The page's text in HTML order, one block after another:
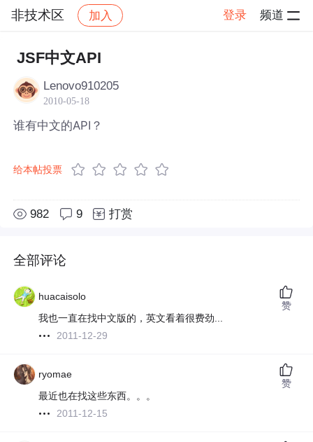
非技术区 加入 登录 频道
社区 非技术区
JSF中文API
Lenovo910205
2010-05-18
谁有中文的API？
给本帖投票
982 9 打赏
全部评论
huacaisolo
我也一直在找中文版的，英文看着很费劲...
2011-12-29
赞
ryomae
最近也在找这些东西。。。
2011-12-15
赞